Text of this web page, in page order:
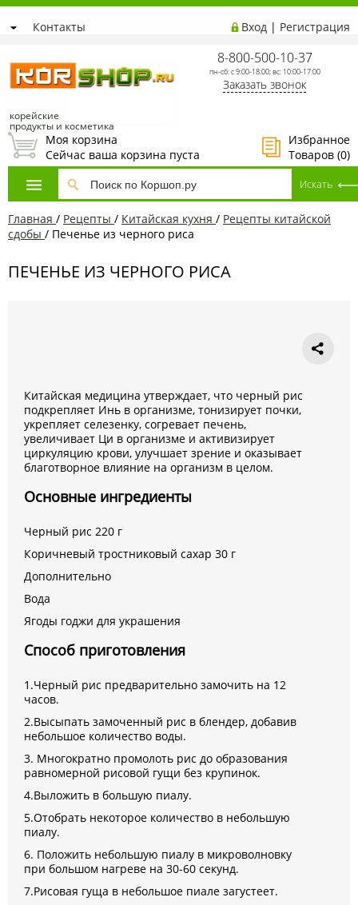
Контакты Вход | Регистрация
корейские
продукты и косметика
8-800-500-10-37
пн-сб: с 9:00-18:00; вс: 10:00-17:00
Заказать звонок
Избранное
Товаров (0)
Моя корзина
Сейчас ваша корзина пуста
Главная / Рецепты / Китайская кухня / Рецепты китайской
сдобы / Печенье из черного риса
ПЕЧЕНЬЕ ИЗ ЧЕРНОГО РИСА
Китайская медицина утверждает, что черный рис
подкрепляет Инь в организме, тонизирует почки,
укрепляет селезенку, согревает печень,
увеличивает Ци в организме и активизирует
циркуляцию крови, улучшает зрение и оказывает
благотворное влияние на организм в целом.
Основные ингредиенты
Черный рис 220 г
Коричневый тростниковый сахар 30 г
Дополнительно
Вода
Ягоды годжи для украшения
Способ приготовления
1.Черный рис предварительно замочить на 12
часов.
2.Высыпать замоченный рис в блендер, добавив
небольшое количество воды.
3. Многократно промолоть рис до образования
равномерной рисовой гущи без крупинок.
4.Выложить в большую пиалу.
5.Отобрать некоторое количество в небольшую
пиалу.
6. Положить небольшую пиалу в микроволновку
при большом нагреве на 30-60 секунд.
7.Рисовая гуща в небольшое пиале загустеет.